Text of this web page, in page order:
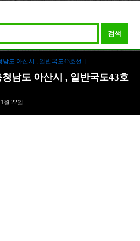
검색
남도 아산시 , 일반국도43호선 ]
남도 아산시 , 일반국도43호
월 22일